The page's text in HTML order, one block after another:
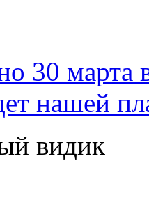
30 марта
нашей
видик